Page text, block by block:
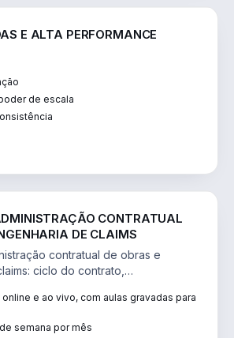
E ALTA PERFORMANCE
de escala
CONTRATUAL
DE CLAIMS
contratual de obras e
ciclo do contrato,
online e ao vivo, com aulas gravadas para
semana por mês